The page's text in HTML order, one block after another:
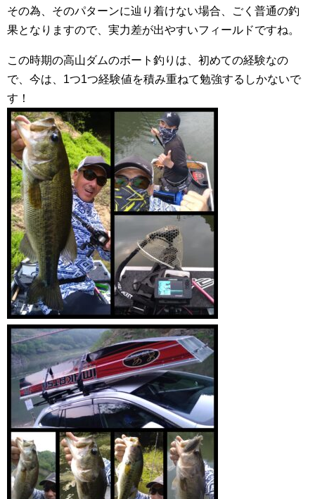
その為、そのパターンに辿り着けない場合、ごく普通の釣
果となりますので、実力差が出やすいフィールドですね。
この時期の高山ダムのボート釣りは、初めての経験なの
で、今は、1つ1つ経験値を積み重ねて勉強するしかないで
す！